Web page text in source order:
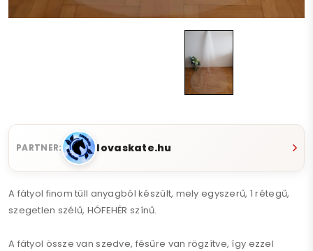
PARTNER: lovaskate.hu
A fátyol finom tüll anyagból készült, mely egyszerű, 1 rétegű,
szegetlen szélű, HÓFEHÉR színű.
A fátyol össze van szedve, fésűre van rögzítve, így ezzel